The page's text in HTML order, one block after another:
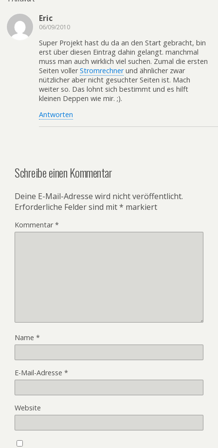
Eric
06/09/2010
Super Projekt hast du da an den Start gebracht, bin
erst über diesen Eintrag dahin gelangt. manchmal
muss man auch wirklich viel suchen. Zumal die ersten
Seiten vollerStromrechnerund ähnlicher zwar
nützlicher aber nicht gesuchter Seiten ist. Mach
weiter so. Das lohnt sich bestimmt und es hilft
kleinen Deppen wie mir. ;).
Antworten
Schreibe einen Kommentar
Deine E-Mail-Adresse wird nicht veröffentlicht.
Erforderliche Felder sind mit* markiert
Kommentar*
Name *
E-Mail-Adresse *
Website